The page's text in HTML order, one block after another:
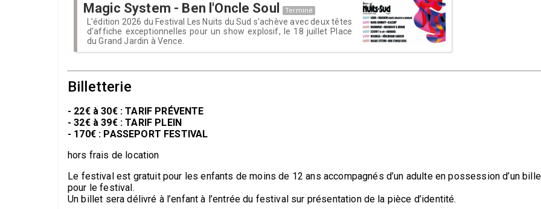
Magic System - Ben l'Oncle Soul Terminé
L'édition 2026 du Festival Les Nuits du Sud s'achève avec deux têtes
d'affiche exceptionnelles pour un show explosif, le 18 juillet Place
du Grand Jardin à Vence.
Billetterie
- 22€ à 30€ : TARIF PRÉVENTE
- 32€ à 39€ : TARIF PLEIN
- 170€ : PASSEPORT FESTIVAL
hors frais de location
Le festival est gratuit pour les enfants de moins de 12 ans accompagnés d’un adulte en possession d’un
pour le festival.
Un billet sera délivré à l’enfant à l’entrée du festival sur présentation de la pièce d’identité.